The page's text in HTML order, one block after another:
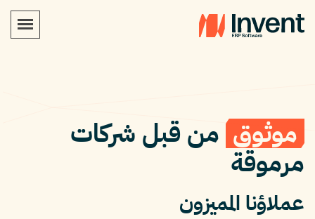
موثوق من قبل شركات
مرموقة
عملاؤنا المميزون